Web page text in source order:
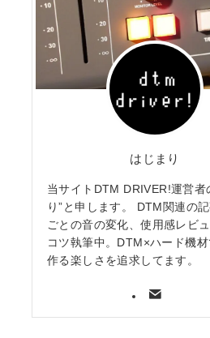
はじまり
当サイトDTM DRIVER!運営者
り”と申します。 DTM関連の
ごとの音の変化、使用感レビ
コツ執筆中。DTM×ハード機
作る楽しさを追求してます。